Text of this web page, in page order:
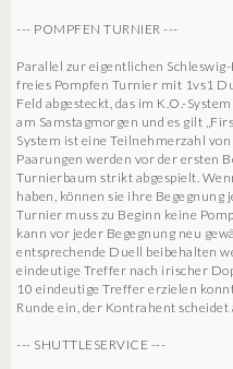
--- POMPFEN TURNIER ---
Parallel zur eigentlichen
freies Pompfen Turnier mit 1vs1
Feld abgesteckt, das im K.O.-
am Samstagmorgen und es gilt
System ist eine Teilnehmerzahl
Paarungen werden vor der ersten
Turnierbaum strikt abgespielt.
haben, können sie ihre Begegnung
Turnier muss zu Beginn keine
kann vor jeder Begegnung neu
entsprechende Duell beibehalten
eindeutige Treffer nach irischer
10 eindeutige Treffer erzielen
Runde ein, der Kontrahent scheidet
--- SHUTTLESERVICE ---